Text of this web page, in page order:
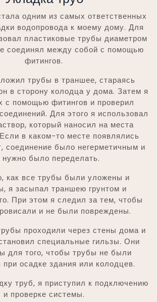
одним из самых ответственных
водопровода к моему дому. Для
пластиковые трубы диаметром
соединял между собой с помощью
фитингов.
трубы в траншее, стараясь
в сторону колодца у дома. Затем я
с помощью фитингов и проверил
Для этого я использовал
который наносил на места
в каком-то месте появлялись
соединение было негерметичным и
нужно было переделать.
как все трубы были уложены и
я засыпал траншею грунтом и
При этом я следил за тем, чтобы
и не были повреждены.
проходили через стены дома и
специальные гильзы. Они
для того, чтобы трубы не были
осадке здания или колодцев.
труб, я приступил к подключению
и проверке системы.